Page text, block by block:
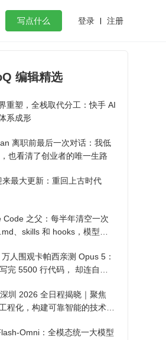
写点什么 登录 注册
flutter
编辑精选
重塑，全栈取代分工：快手 AI
系成形
离职前最后一次对话：我低
也看清了创业者的唯一生路
来最大更新：重回上古时代
Code 之父：每半年清空一次
、skills 和 hooks，模型自
人围观卡帕西亲测 Opus 5：
完 5500 行代码， 却连自己
圳 2026 全日程揭晓｜聚焦
程化，构建可靠智能的技术路
Omni：全模态统一大模型